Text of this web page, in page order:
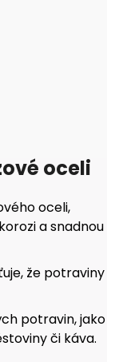
oceli
oceli,
a snadnou
že potraviny
potravin, jako
či káva.